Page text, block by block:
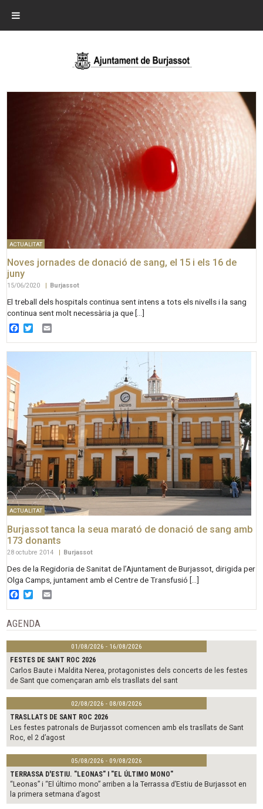
ACTUALITAT
Noves jornades de donació de sang, el 15 i els 16 de
juny
15/06/2020 Burjassot
El treball dels hospitals continua sent intens a tots els nivells i la sang
continua sent molt necessària ja que […]
Facebook
Twitter
ACTUALITAT
Burjassot tanca la seua marató de donació de sang amb
173 donants
28 octubre 2014 | Burjassot
Des de la Regidoria de Sanitat de l’Ajuntament de Burjassot, dirigida per
Olga Camps, juntament amb el Centre de Transfusió […]
Facebook
Twitter
AGENDA
01/08/2026 - 16/08/2026
FESTES DE SANT ROC 2026
Carlos Baute i Maldita Nerea, protagonistes dels concerts de les festes
de Sant que començaran amb els trasllats del sant
02/08/2026 - 08/08/2026
TRASLLATS DE SANT ROC 2026
Les festes patronals de Burjassot comencen amb els trasllats de Sant
Roc, el 2 d’agost
05/08/2026 - 09/08/2026
TERRASSA D'ESTIU. "LEONAS" I "EL ÚLTIMO MONO"
“Leonas” i “El último mono” arriben a la Terrassa d’Estiu de Burjassot en
la primera setmana d’agost